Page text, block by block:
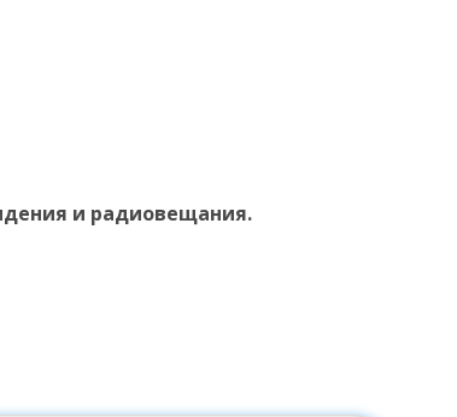
и радиовещания.